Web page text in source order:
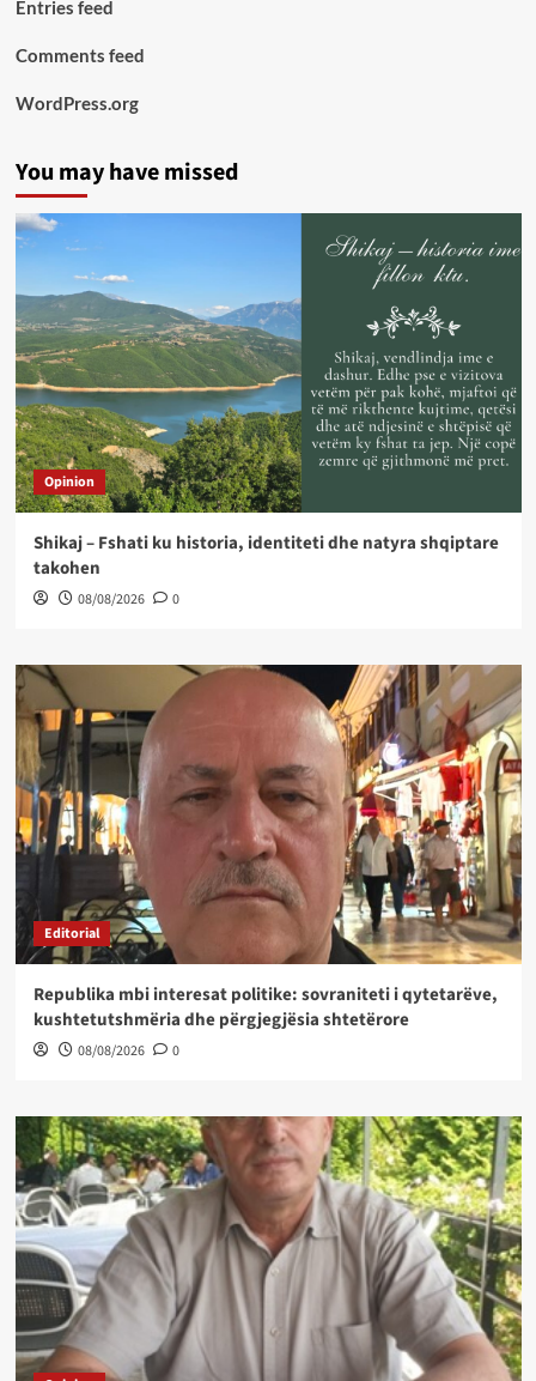
Entries feed
Comments feed
WordPress.org
You may have missed
Opinion
Shikaj – Fshati ku historia, identiteti dhe natyra shqiptare
takohen
08/08/2026 0
Editorial
Republika mbi interesat politike: sovraniteti i qytetarëve,
kushtetutshmëria dhe përgjegjësia shtetërore
08/08/2026 0